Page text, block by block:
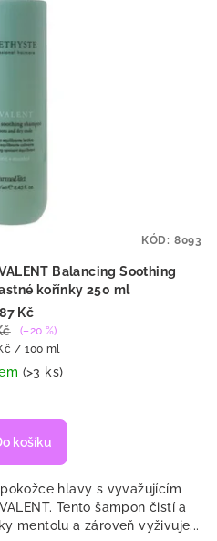
Balancing Soothing
kořínky 250 ml
Kč
(–20 %)
/ 100 ml
(>3 ks)
košíku
hlavy s vyvažujícím
Tento šampon čistí a
mentolu a zároveň vyživuje...
KÓD: 8093